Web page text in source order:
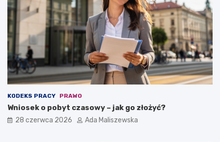
KODEKS PRACY PRAWO
Wniosek o pobyt czasowy – jak go złożyć?
28 czerwca 2026 Ada Maliszewska